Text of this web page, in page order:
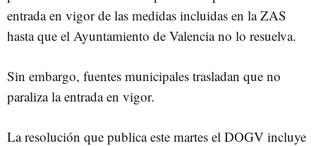
entrada en vigor de las medidas incluidas en la ZAS
hasta que el Ayuntamiento de Valencia no lo resuelva.
Sin embargo, fuentes municipales trasladan que no
paraliza la entrada en vigor.
La resolución que publica este martes el DOGV incluye